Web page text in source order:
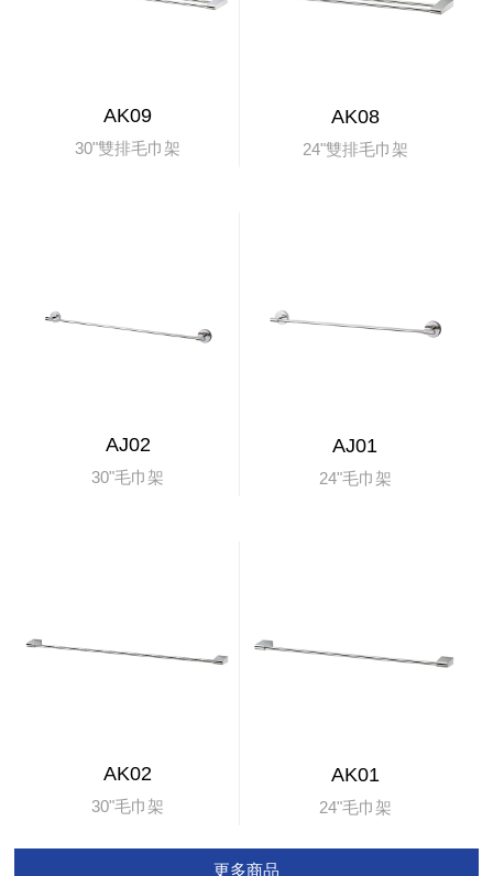
AK09
30"雙排毛巾架
AK08
24"雙排毛巾架
AJ02
30"毛巾架
AJ01
24"毛巾架
AK02
30"毛巾架
AK01
24"毛巾架
更多商品